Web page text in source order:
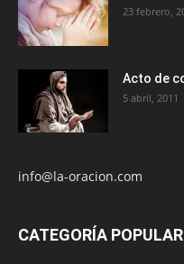
23 febrero,
Acto de
5 abril, 2011
info@la-oracion.com
CATEGORÍA POPULAR